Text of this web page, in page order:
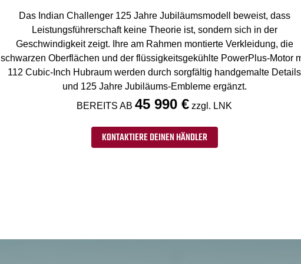
Das Indian Challenger 125 Jahre Jubiläumsmodell beweist, dass
Leistungsführerschaft keine Theorie ist, sondern sich in der
Geschwindigkeit zeigt. Ihre am Rahmen montierte Verkleidung, die
schwarzen Oberflächen und der flüssigkeitsgekühlte PowerPlus-Motor
112 Cubic-Inch Hubraum werden durch sorgfältig handgemalte Details
und 125 Jahre Jubiläums-Embleme ergänzt.
BEREITS AB 45 990 € zzgl. LNK
KONTAKTIERE DEINEN HÄNDLER